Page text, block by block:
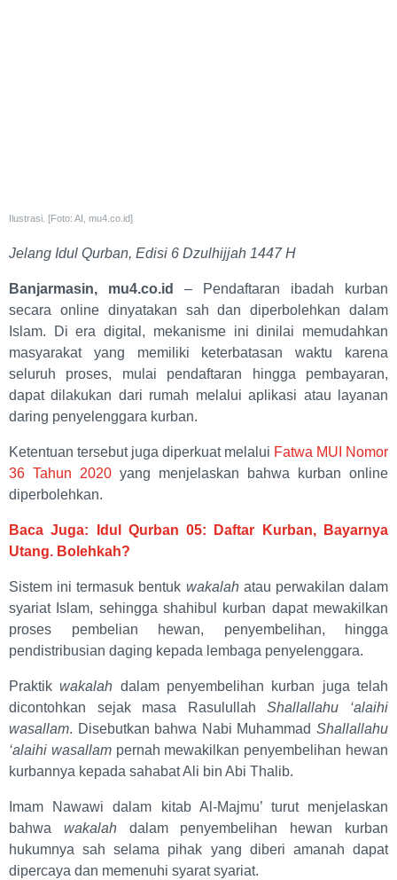
Ilustrasi. [Foto: AI, mu4.co.id]
Jelang Idul Qurban, Edisi 6 Dzulhijjah 1447 H
Banjarmasin, mu4.co.id
– Pendaftaran ibadah kurban
secara online dinyatakan sah dan diperbolehkan dalam
Islam. Di era digital, mekanisme ini dinilai memudahkan
masyarakat yang memiliki keterbatasan waktu karena
seluruh proses, mulai pendaftaran hingga pembayaran,
dapat dilakukan dari rumah melalui aplikasi atau layanan
daring penyelenggara kurban.
Ketentuan tersebut juga diperkuat melalui Fatwa MUI Nomor
36 Tahun 2020 yang menjelaskan bahwa kurban online
diperbolehkan.
Baca Juga: Idul Qurban 05: Daftar Kurban, Bayarnya
Utang. Bolehkah?
Sistem ini termasuk bentuk wakalahatau perwakilan dalam
syariat Islam, sehingga shahibul kurban dapat mewakilkan
proses pembelian hewan, penyembelihan, hingga
pendistribusian daging kepada lembaga penyelenggara.
Praktikwakalah dalam penyembelihan kurban juga telah
dicontohkan sejak masa RasulullahShallallahu ‘alaihi
wasallam. Disebutkan bahwa Nabi Muhammad Shallallahu
‘alaihi wasallampernah mewakilkan penyembelihan hewan
kurbannya kepada sahabat Ali bin Abi Thalib.
Imam Nawawi dalam kitab Al-Majmu’ turut menjelaskan
bahwa wakalahdalam penyembelihan hewan kurban
hukumnya sah selama pihak yang diberi amanah dapat
dipercaya dan memenuhi syarat syariat.